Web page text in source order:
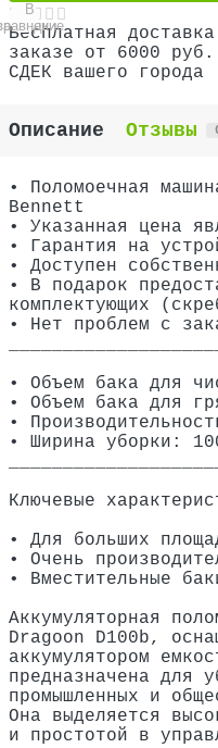
ВВ
Бесплатная
заказе от 6000
СДЕК вашего города
Описание Отзывы
• Поломоечная
Bennett
• Указанная цена
• Гарантия на
• Доступен
• В подарок
комплектующих
• Нет проблем с
• Объем бака для
• Объем бака для
•
• Ширина уборки:
Ключевые
• Для больших
• Очень
• Вместительные
Аккумуляторная
Dragoon D100b,
аккумулятором
предназначена для
промышленных и
Она выделяется
и простотой в